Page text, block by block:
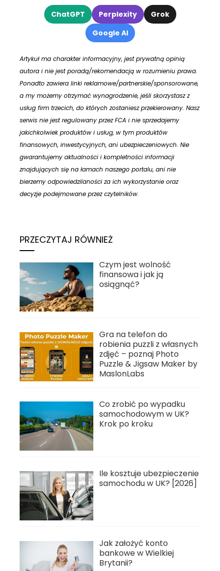
ChatGPT Perplexity
Grok
Google AI
Artykuł ma charakter informacyjny, jest prywatną opinią
autora i nie jest poradą/rekomendacją w rozumieniu prawa.
Ponadto zawiera linki reklamowe/partnerskie/sponsorowane,
a my możemy otrzymać wynagrodzenie, jeśli skorzystasz z
usług firm trzecich, do których zostaniesz przekierowany. Nasz
serwis nie jest regulowany przez FCA i nie sprzedajemy
jakichkolwiek produktów i usług, w tym produktów
finansowych, inwestycyjnych, ani ubezpieczeniowych. Nie
gwarantujemy aktualności i kompletności informacji
znajdujących się na łamach naszego portalu, ani nie
bierzemy odpowiedzilaności za ich wykorzystanie oraz
decyzje podejmowane przez czytelników.
PRZECZYTAJ RÓWNIEŻ
Czym jest wolność
finansowa i jak ją
osiągnąć?
Gra na telefon do
robienia puzzli z własnych
zdjęć – poznaj Photo
Puzzle & Jigsaw Maker by
MaslonLabs
Co zrobić po wypadku
samochodowym w UK?
Krok po kroku
Ile kosztuje ubezpieczenie
samochodu w UK? [2026]
Jak założyć konto
bankowe w Wielkiej
Brytanii?